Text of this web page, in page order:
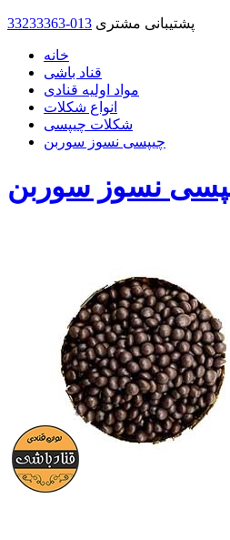
33233363-013 پشتیبانی مشتری
خانه
قناد باشی
مواد اولیه قنادی
انواع شکلات
شکلات چیپسی
چیپسی نسوز سوربن
نسوز سوربن